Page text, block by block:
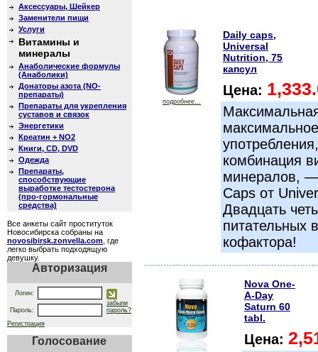
Аксессуары, Шейкер
Заменители пищи
Услуги
Витамины и
минералы
Анаболические формулы
(Анаболики)
Донаторы азота (NO-
препараты)
Препараты для укрепления
суставов и связок
Энергетики
Креатин + NO2
Книги, CD, DVD
Одежда
Препараты,
способствующие
выработке тестостерона
(про-гормональные
средства)
Все анкеты сайт проституток
Новосибирска собраны на
novosibirsk.zonvella.com , где
легко выбрать подходящую
девушку.
Авторизация
Логин:
Пароль:
забыли
пароль?
Регистрация
Голосование
подробнее...
Daily caps,
Universal
Nutrition, 75
капсул
Цена:
комбинация
минералов, —
Caps от
Двадцать
питательных
кофактора!
Nova One-
A-Day
Saturn 60
tabl.
Цена: